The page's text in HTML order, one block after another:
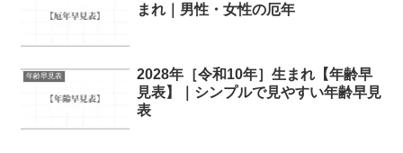
まれ｜男性・女性の厄年
年齢早見表
2028年［令和10年］生まれ【年齢早
見表】｜シンプルで見やすい年齢早見
表